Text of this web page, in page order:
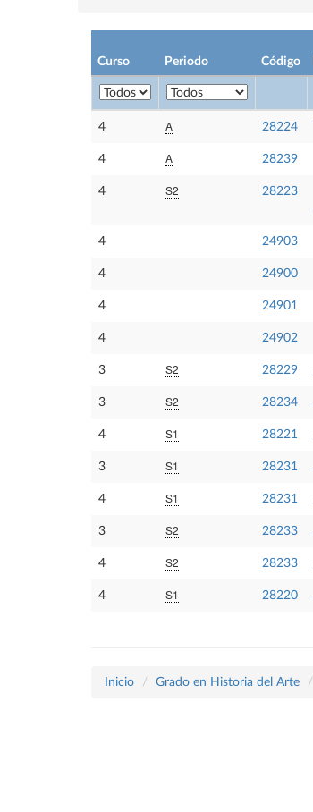
Curso Periodo Código
4 A 28224
4 A 28239
4 S2 28223
4 24903
4 24900
4 24901
4 24902
3 S2 28229
3 S2 28234
4 S1 28221
3 S1 28231
4 S1 28231
3 S2 28233
4 S2 28233
4 S1 28220
Inicio Grado en Historia del Arte